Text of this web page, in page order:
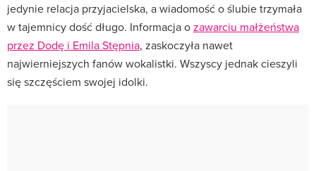
jedynie relacja przyjacielska, a wiadomość o ślubie trzymała
w tajemnicy dość długo. Informacja ozawarciu małżeństwa
przez Dodę i Emila Stępnia, zaskoczyła nawet
najwierniejszych fanów wokalistki. Wszyscy jednak cieszyli
się szczęściem swojej idolki.